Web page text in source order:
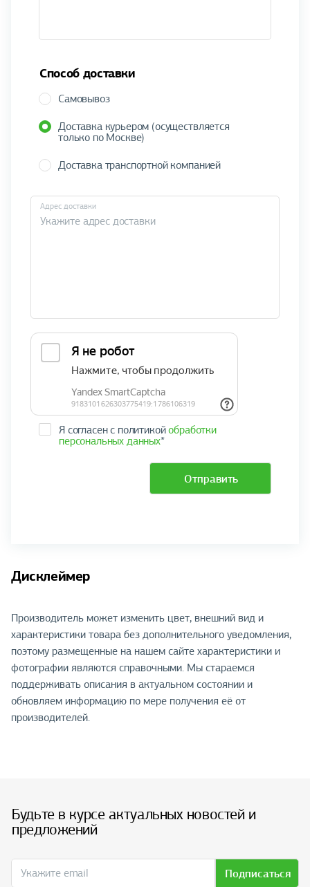
Способ доставки
Самовывоз
Доставка курьером (осуществляется
только по Москве)
Доставка транспортной компанией
Адрес доставки
Я согласен с политикойобработки
персональных данных*
Отправить
Дисклеймер
Производитель может изменить цвет, внешний вид и
характеристики товара без дополнительного уведомления,
поэтому размещенные на нашем сайте характеристики и
фотографии являются справочными. Мы стараемся
поддерживать описания в актуальном состоянии и
обновляем информацию по мере получения её от
производителей.
Будьте в курсе актуальных новостей и
предложений
Подписаться